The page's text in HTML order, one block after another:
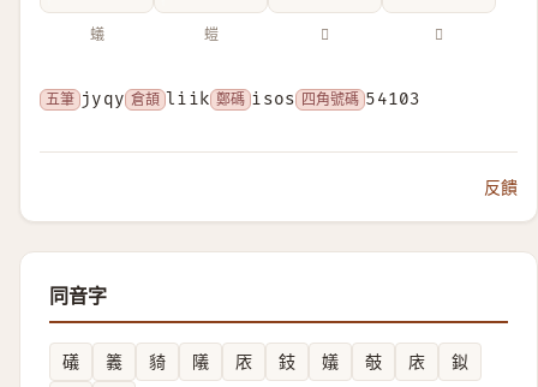
蟻 螘 𧔮 𧕶
五筆 jyqy 倉頡 liik 鄭碼 isos 四角號碼 54103
反饋
同音字
礒 䉝 䝝 䧧 㕈 鈘 嬟 攲 庡
鉯